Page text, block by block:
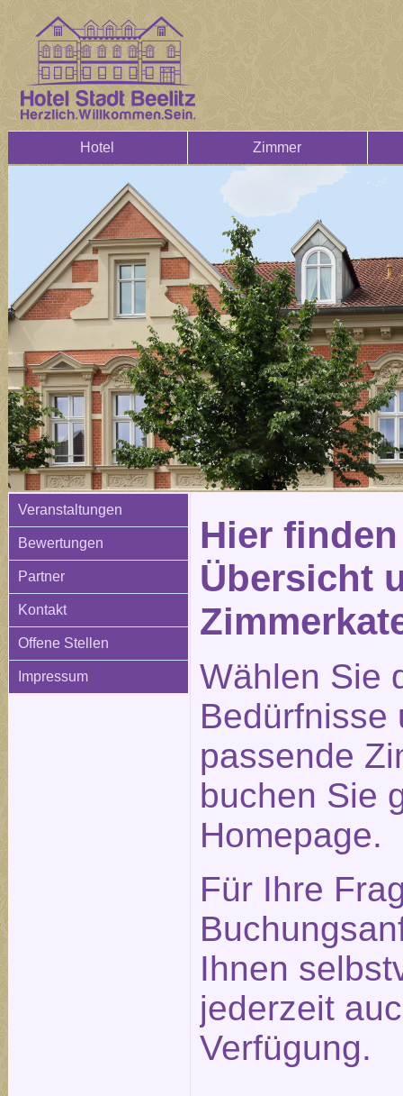
Hotel Zimmer
Veranstaltungen
Bewertungen
Partner
Kontakt
Offene Stellen
Impressum
Hier
Übersicht
Wählen Sie
Bedürfnisse
passende
buchen Sie
Homepage.
Für Ihre
Ihnen
jederzeit
Verfügung.